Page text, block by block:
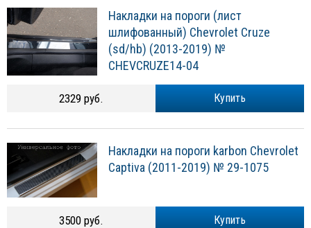
Накладки на пороги (лист
шлифованный) Chevrolet Cruze
(sd/hb) (2013-2019) №
CHEVCRUZE14-04
Купить
2329 руб.
Накладки на пороги karbon Chevrolet
Captiva (2011-2019) № 29-1075
Купить
3500 руб.